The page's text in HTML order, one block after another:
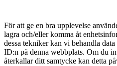
För att ge en bra upplevelse
lagra och/eller komma åt
dessa tekniker kan vi behandla
ID:n på denna webbplats. Om du
återkallar ditt samtycke kan detta